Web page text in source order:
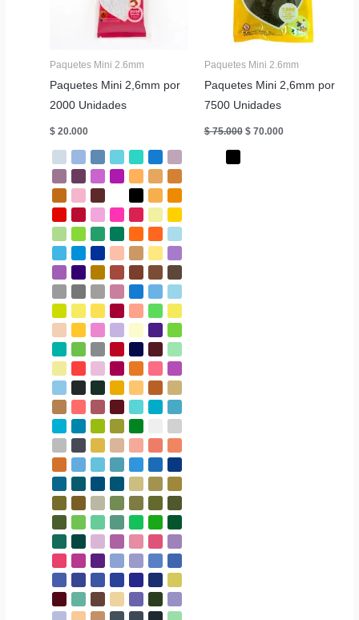
Paquetes Mini 2.6mm
Paquetes Mini 2,6mm por
2000 Unidades
$ 20.000
Paquetes Mini 2.6mm
Paquetes Mini 2,6mm por
7500 Unidades
$75.000 El
precio
$70.000El